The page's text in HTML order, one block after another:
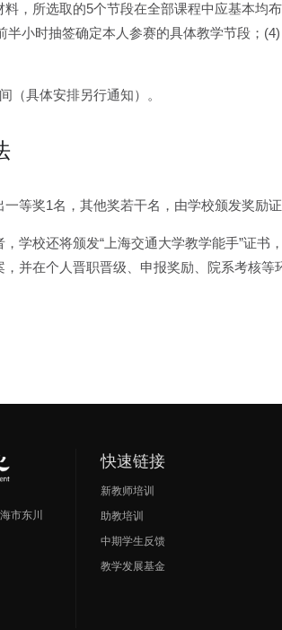
，所选取的5个节段在全部课程中应基本均
半小时抽签确定本人参赛的具体教学节段；
（具体安排另行通知）。
等奖1名，其他奖若干名，由学校颁发奖励证
学校还将颁发“上海交通大学教学能手”证
并在个人晋职晋级、申报奖励、院系考核等
市东川
快速链接
新教师培训
助教培训
中期学生反馈
教学发展基金